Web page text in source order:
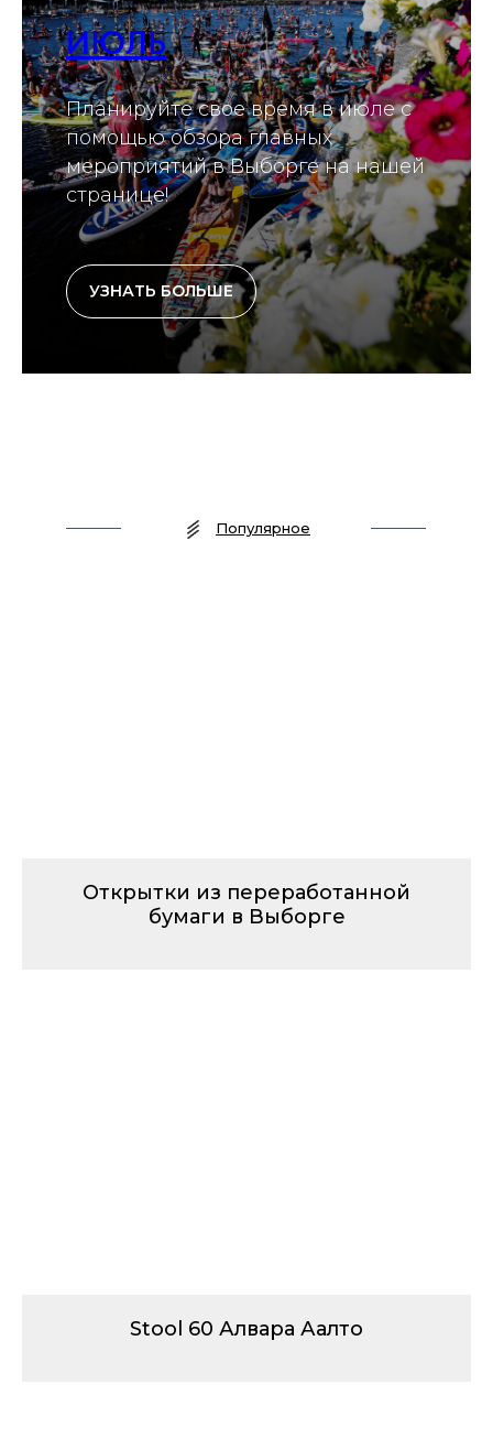
ИЮЛЬ
Планируйте свое время в июле с
помощью обзора главных
мероприятий в Выборге на нашей
странице!
УЗНАТЬ БОЛЬШЕ
Популярное
Открытки из переработанной
бумаги в Выборге
Stool 60 Алвара Аалто